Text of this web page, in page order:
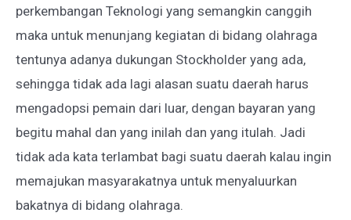
perkembangan Teknologi yang semangkin canggih
maka untuk menunjang kegiatan di bidang olahraga
tentunya adanya dukungan Stockholder yang ada,
sehingga tidak ada lagi alasan suatu daerah harus
mengadopsi pemain dari luar, dengan bayaran yang
begitu mahal dan yang inilah dan yang itulah. Jadi
tidak ada kata terlambat bagi suatu daerah kalau ingin
memajukan masyarakatnya untuk menyaluurkan
bakatnya di bidang olahraga.